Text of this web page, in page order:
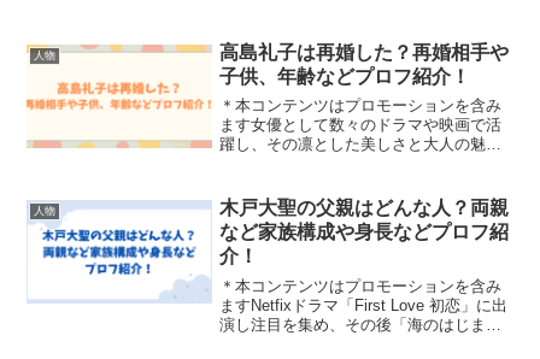
芸能界から離れたのでしょうか。柏原崇
さんの引退理由や現在の仕...
人物
高島礼子は再婚した？再婚相手や
子供、年齢などプロフ紹介！
＊本コンテンツはプロモーションを含み
ます女優として数々のドラマや映画で活
躍し、その凛とした美しさと大人の魅力
ードもあり、再婚の噂など今も注目を集
めています。今回は、高島...
人物
木戸大聖の父親はどんな人？両親
など家族構成や身長などプロフ紹
介！
＊本コンテンツはプロモーションを含み
ますNetfixドラマ「First Love 初恋」に出
演し注目を集め、その後「海のはじま